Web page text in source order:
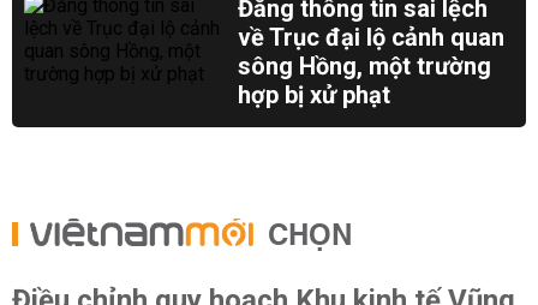
Đăng thông tin sai lệch
về Trục đại lộ cảnh quan
sông Hồng, một trường
hợp bị xử phạt
CHỌN